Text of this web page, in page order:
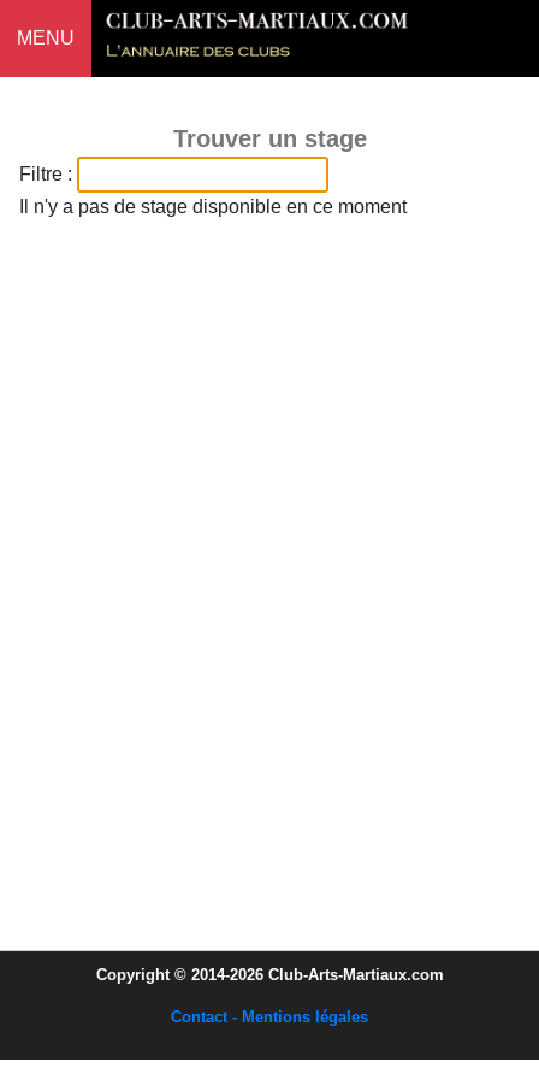
MENU
Trouver un stage
Filtre :
Il n'y a pas de stage disponible en ce moment
Copyright © 2014-2026 Club-Arts-Martiaux.com
Contact - Mentions légales